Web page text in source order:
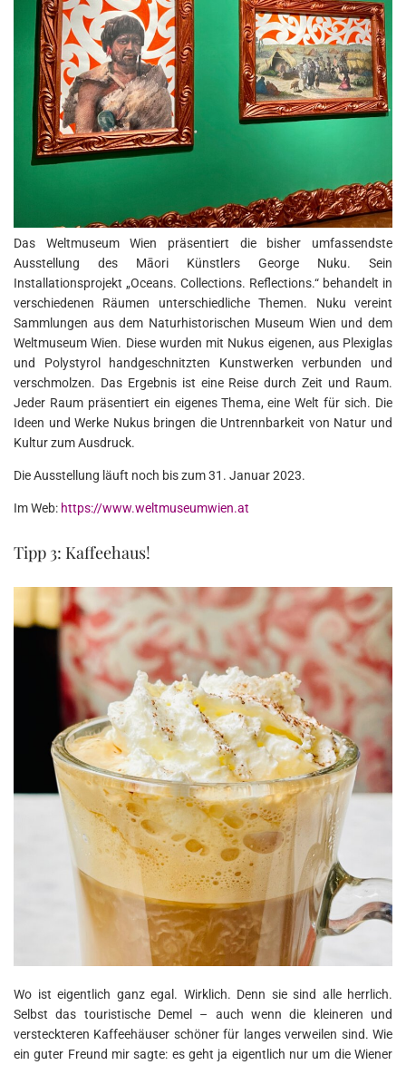
Das Weltmuseum Wien präsentiert die bisher umfassendste
Ausstellung des Māori Künstlers George Nuku. Sein
Installationsprojekt „Oceans. Collections. Reflections.“ behandelt in
verschiedenen Räumen unterschiedliche Themen. Nuku vereint
Sammlungen aus dem Naturhistorischen Museum Wien und dem
Weltmuseum Wien. Diese wurden mit Nukus eigenen, aus Plexiglas
und Polystyrol handgeschnitzten Kunstwerken verbunden und
verschmolzen. Das Ergebnis ist eine Reise durch Zeit und Raum.
Jeder Raum präsentiert ein eigenes Thema, eine Welt für sich. Die
Ideen und Werke Nukus bringen die Untrennbarkeit von Natur und
Kultur zum Ausdruck.
Die Ausstellung läuft noch bis zum 31. Januar 2023.
Im Web: https://www.weltmuseumwien.at
Tipp 3: Kaffeehaus!
Wo ist eigentlich ganz egal. Wirklich. Denn sie sind alle herrlich.
Selbst das touristische Demel – auch wenn die kleineren und
versteckteren Kaffeehäuser schöner für langes verweilen sind. Wie
ein guter Freund mir sagte: es geht ja eigentlich nur um die Wiener